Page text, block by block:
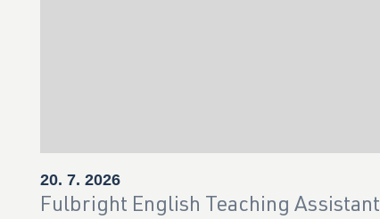
20. 7. 2026
Fulbright English Teaching Assistant